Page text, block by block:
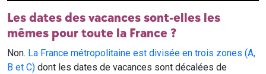
Les dates des vacances sont-elles les
mêmes pour toute la France ?
Non. La France métropolitaine est divisée en trois zones (A,
B et C) dont les dates de vacances sont décalées de